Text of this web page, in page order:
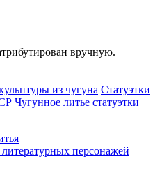
вручную.
из чугуна Статуэтки
Чугунное литье статуэтки
персонажей